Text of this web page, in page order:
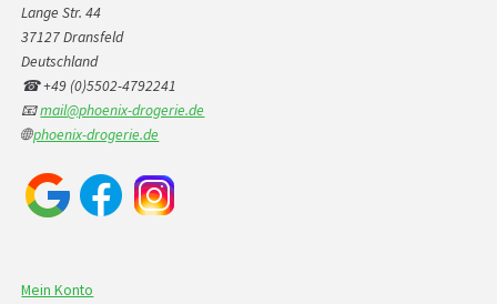
Lange Str. 44
37127 Dransfeld
Deutschland
☎ +49 (0)5502-4792241
📧mail@phoenix-drogerie.de
🌐phoenix-drogerie.de
Mein Konto